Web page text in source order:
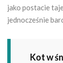
jako postacie
jednocześnie
Kot w